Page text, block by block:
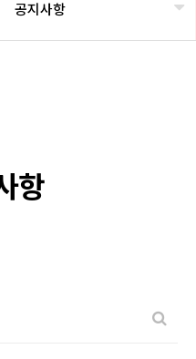
공지사항
항